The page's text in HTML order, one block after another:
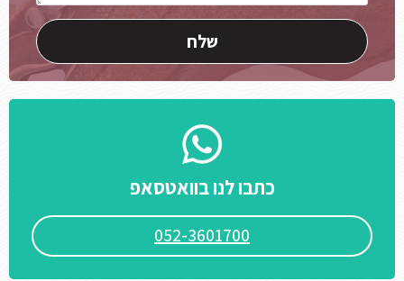
כתבו לנו בוואטסאפ
052-3601700